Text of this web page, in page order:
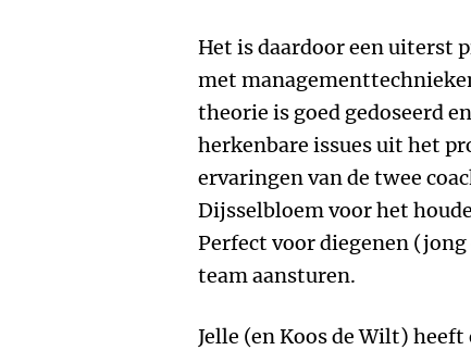
Het is daardoor een uiterst
met
theorie is goed gedoseerd
herkenbare issues uit het
ervaringen van de twee
Dijsselbloem voor het
Perfect voor diegenen
team aansturen.
Jelle (en Koos de Wilt)